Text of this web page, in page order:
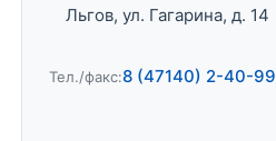
Льгов, ул. Гагарина, д. 14
Тел./факс:8 (47140) 2-40-99